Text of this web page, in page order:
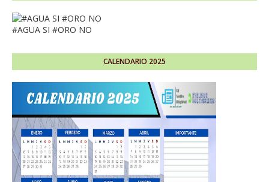
#AGUA SI #ORO NO
CALENDARIO 2025